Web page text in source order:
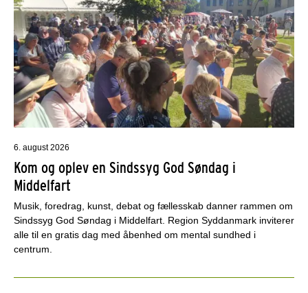
6. august 2026
Kom og oplev en Sindssyg God Søndag i
Middelfart
Musik, foredrag, kunst, debat og fællesskab danner rammen om
Sindssyg God Søndag i Middelfart. Region Syddanmark inviterer
alle til en gratis dag med åbenhed om mental sundhed i
centrum.